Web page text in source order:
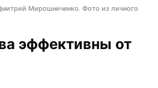
Мирошниченко. Фото из личного
эффективны от